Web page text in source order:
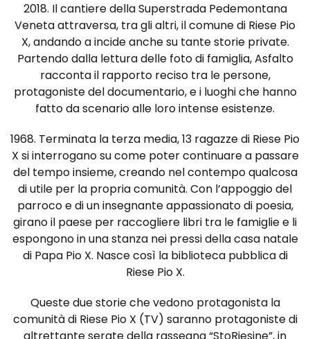
2018. Il cantiere della Superstrada Pedemontana
Veneta attraversa, tra gli altri, il comune di Riese Pio
X, andando a incide anche su tante storie private.
Partendo dalla lettura delle foto di famiglia, Asfalto
racconta il rapporto reciso tra le persone,
protagoniste del documentario, e i luoghi che hanno
fatto da scenario alle loro intense esistenze.
1968. Terminata la terza media, 13 ragazze di Riese Pio
X si interrogano su come poter continuare a passare
del tempo insieme, creando nel contempo qualcosa
di utile per la propria comunità. Con l’appoggio del
parroco e di un insegnante appassionato di poesia,
girano il paese per raccogliere libri tra le famiglie e li
espongono in una stanza nei pressi della casa natale
di Papa Pio X. Nasce così la biblioteca pubblica di
Riese Pio X.
Queste due storie che vedono protagonista la
comunità di Riese Pio X (TV) saranno protagoniste di